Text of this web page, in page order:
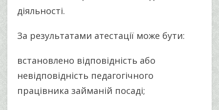
діяльності.
За результатами атестації може бути:
встановлено відповідність або
невідповідність педагогічного
працівника займаній посаді;